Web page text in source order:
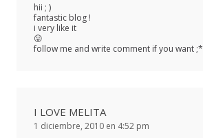
hii ; )
fantastic blog !
i very like it
😛
follow me and write comment if you want ;*
I LOVE MELITA
1 diciembre, 2010 en 4:52 pm